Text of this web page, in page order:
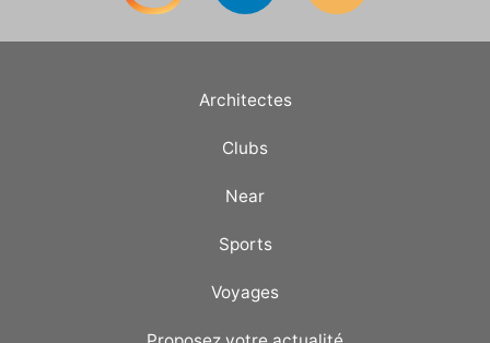
Architectes
Clubs
Near
Sports
Voyages